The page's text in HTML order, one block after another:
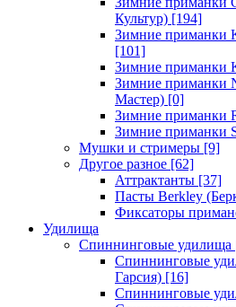
Культур) [194]
Зимние приманки
[101]
Зимние приманки
Зимние приманки
Мастер) [0]
Зимние приманки
Зимние приманки
Мушки и стримеры [9]
Другое разное [62]
Аттрактанты [37]
Пасты Berkley
Фиксаторы
Удилища
Спиннинговые удилища
Спиннинговые
Гарсия) [16]
Спиннинговые